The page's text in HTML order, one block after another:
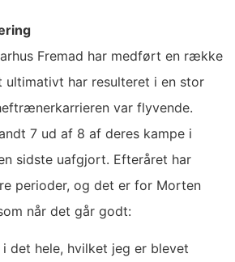
Fremad har medført en række
ultimativt har resulteret i en stor
var flyvende.
7 ud af 8 af deres kampe i
sidste uafgjort. Efteråret har
perioder, og det er for Morten
når det går godt:
det hele, hvilket jeg er blevet